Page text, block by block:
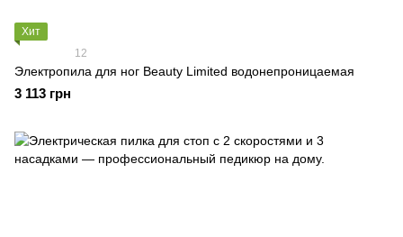
Хит
12
Электропила для ног Beauty Limited водонепроницаемая
3 113 грн